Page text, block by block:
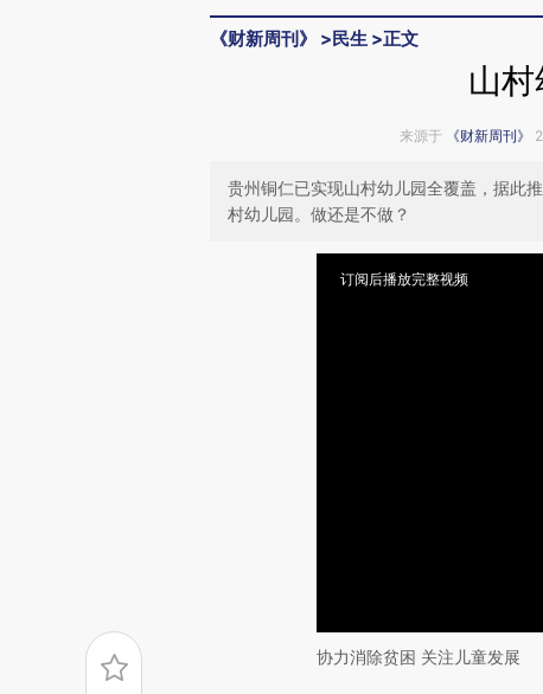
《财新周刊》 >民生 >正文
山
来源于 《财新周刊》
贵州铜仁已实现山村幼儿园全覆盖，据此
村幼儿园。做还是不做？
订阅后播放完整视频
协力消除贫困 关注儿童发展